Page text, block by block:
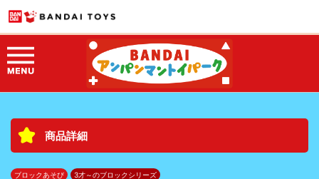
商品詳細
ブロックあそび 3才～のブロックシリーズ